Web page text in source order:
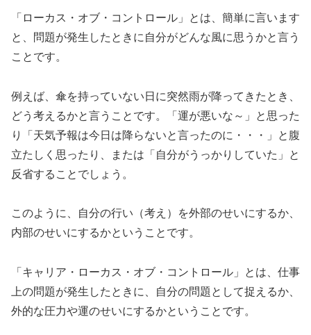
「ローカス・オブ・コントロール」とは、簡単に言います
と、問題が発生したときに自分がどんな風に思うかと言う
ことです。
例えば、傘を持っていない日に突然雨が降ってきたとき、
どう考えるかと言うことです。「運が悪いな～」と思った
り「天気予報は今日は降らないと言ったのに・・・」と腹
立たしく思ったり、または「自分がうっかりしていた」と
反省することでしょう。
このように、自分の行い（考え）を外部のせいにするか、
内部のせいにするかということです。
「キャリア・ローカス・オブ・コントロール」とは、仕事
上の問題が発生したときに、自分の問題として捉えるか、
外的な圧力や運のせいにするかということです。